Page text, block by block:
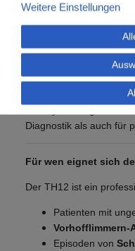
entwickelt:
kompaktes,
flexibles EKG-
sichere
Diagnostik als auch für
Für wen eignet sich
Der TH12 ist ein
Patienten mit
Vorhofflimmern-
Episoden von
Weitere Einstellungen